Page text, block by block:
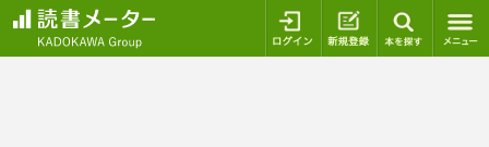
ログイン 新規登録